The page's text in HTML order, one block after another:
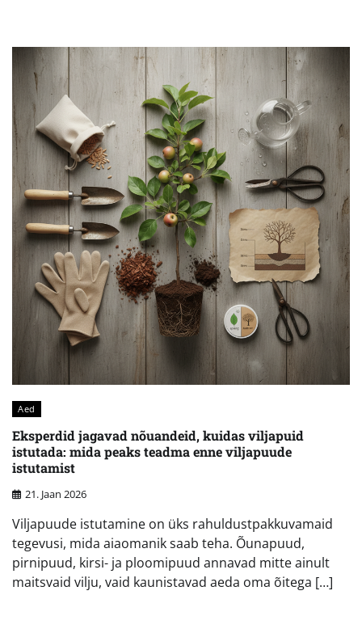
Aed
Eksperdid jagavad nõuandeid, kuidas viljapuid
istutada: mida peaks teadma enne viljapuude
istutamist
21. Jaan 2026
Viljapuude istutamine on üks rahuldustpakkuvamaid
tegevusi, mida aiaomanik saab teha. Õunapuud,
pirnipuud, kirsi- ja ploomipuud annavad mitte ainult
maitsvaid vilju, vaid kaunistavad aeda oma õitega […]